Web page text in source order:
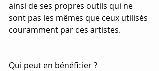
ainsi de ses propres outils qui ne
sont pas les mêmes que ceux utilisés
couramment par des artistes.
Qui peut en bénéficier ?